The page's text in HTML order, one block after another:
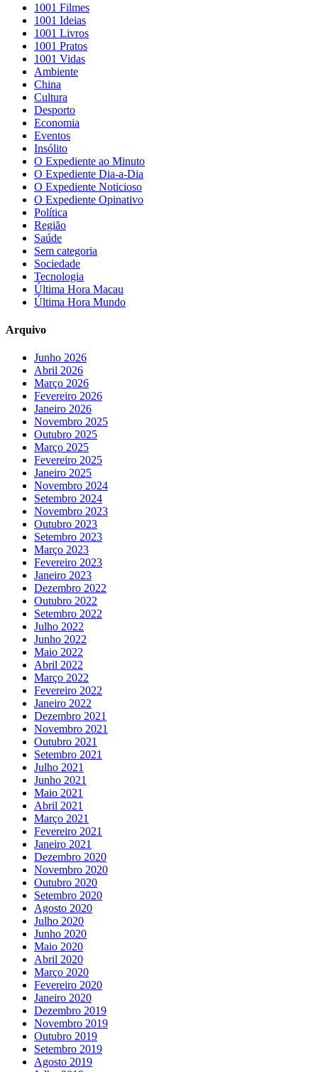
1001 Filmes
1001 Ideias
1001 Livros
1001 Pratos
1001 Vidas
Ambiente
China
Cultura
Desporto
Economia
Eventos
Insólito
O Expediente ao Minuto
O Expediente Dia-a-Dia
O Expediente Noticioso
O Expediente Opinativo
Política
Região
Saúde
Sem categoria
Sociedade
Tecnologia
Última Hora Macau
Última Hora Mundo
Arquivo
Junho 2026
Abril 2026
Março 2026
Fevereiro 2026
Janeiro 2026
Novembro 2025
Outubro 2025
Março 2025
Fevereiro 2025
Janeiro 2025
Novembro 2024
Setembro 2024
Novembro 2023
Outubro 2023
Setembro 2023
Março 2023
Fevereiro 2023
Janeiro 2023
Dezembro 2022
Outubro 2022
Setembro 2022
Julho 2022
Junho 2022
Maio 2022
Abril 2022
Março 2022
Fevereiro 2022
Janeiro 2022
Dezembro 2021
Novembro 2021
Outubro 2021
Setembro 2021
Julho 2021
Junho 2021
Maio 2021
Abril 2021
Março 2021
Fevereiro 2021
Janeiro 2021
Dezembro 2020
Novembro 2020
Outubro 2020
Setembro 2020
Agosto 2020
Julho 2020
Junho 2020
Maio 2020
Abril 2020
Março 2020
Fevereiro 2020
Janeiro 2020
Dezembro 2019
Novembro 2019
Outubro 2019
Setembro 2019
Agosto 2019